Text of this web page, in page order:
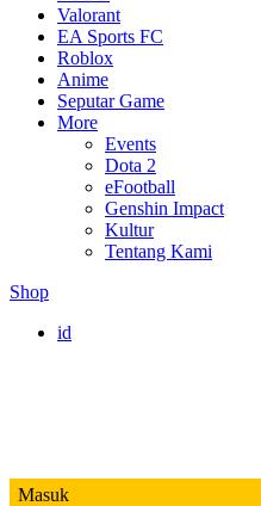
Valorant
EA Sports FC
Roblox
Anime
Seputar Game
More
Events
Dota 2
eFootball
Genshin Impact
Kultur
Tentang Kami
Shop
id
Masuk